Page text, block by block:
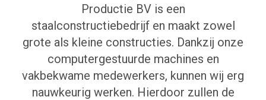
Productie BV is een
staalconstructiebedrijf en maakt zowel
grote als kleine constructies. Dankzij onze
computergestuurde machines en
vakbekwame medewerkers, kunnen wij erg
nauwkeurig werken. Hierdoor zullen de